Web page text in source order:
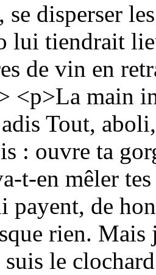
se disperser
lui tiendrait
de vin en
<p>La main
Tout,
: ouvre ta
t-en mêler
payent, de
rien.
le